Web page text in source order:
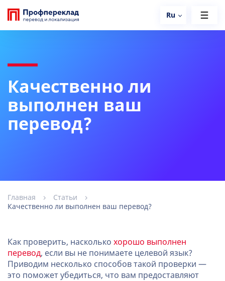
Ru
Качественно ли
выполнен ваш
перевод?
Главная
Статьи
Качественно ли выполнен ваш перевод?
Как проверить, насколько хорошо выполнен
перевод, если вы не понимаете целевой язык?
Приводим несколько способов такой проверки —
это поможет убедиться, что вам предоставляют